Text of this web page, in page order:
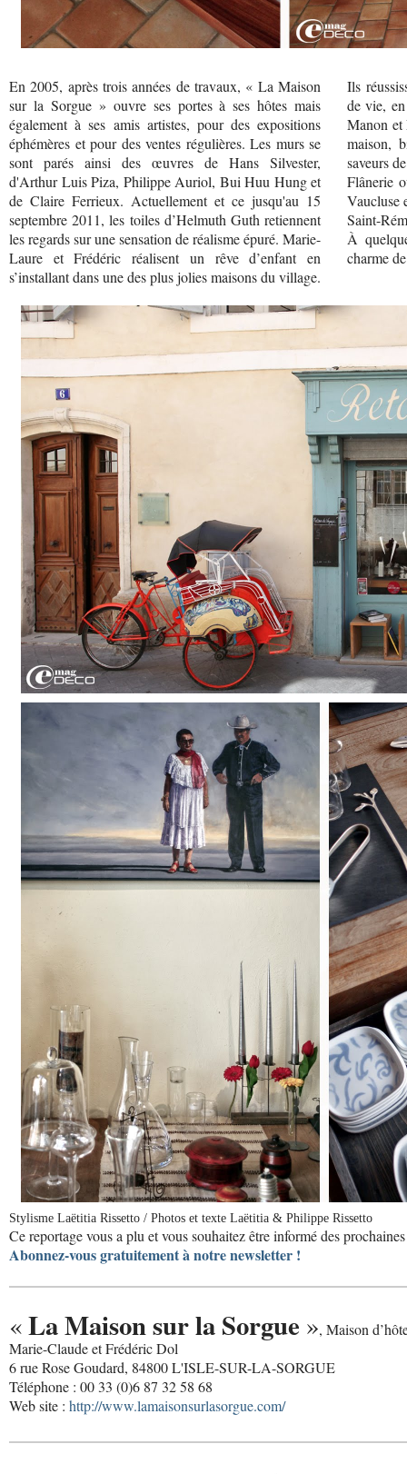
En 2005, après trois années de travaux, « La Maison
sur la Sorgue » ouvre ses portes à ses hôtes mais
également à ses amis artistes, pour des expositions
éphémères et pour des ventes régulières. Les murs se
sont parés ainsi des œuvres de Hans Silvester,
d'Arthur Luis Piza, Philippe Auriol, Bui Huu Hung et
de Claire Ferrieux. Actuellement et ce jusqu'au 15
septembre 2011, les toiles d’Helmuth Guth retiennent
les regards sur une sensation de réalisme épuré. Marie-
Laure et Frédéric réalisent un rêve d’enfant en
s’installant dans une des plus jolies maisons du village.
Ils
de vie,
Manon et
maison,
saveurs
Flânerie
Vaucluse
Saint-
À
charme
Stylisme Laëtitia Rissetto / Photos et texte Laëtitia & Philippe Rissetto
Ce reportage vous a plu et vous souhaitez être informé des
Abonnez-vous gratuitement à notre newsletter !
«La Maison sur la Sorgue », Maison
Marie-Claude et Frédéric Dol
6 rue Rose Goudard, 84800 L'ISLE-SUR-LA-SORGUE
Téléphone : 00 33 (0)6 87 32 58 68
Web site : http://www.lamaisonsurlasorgue.com/